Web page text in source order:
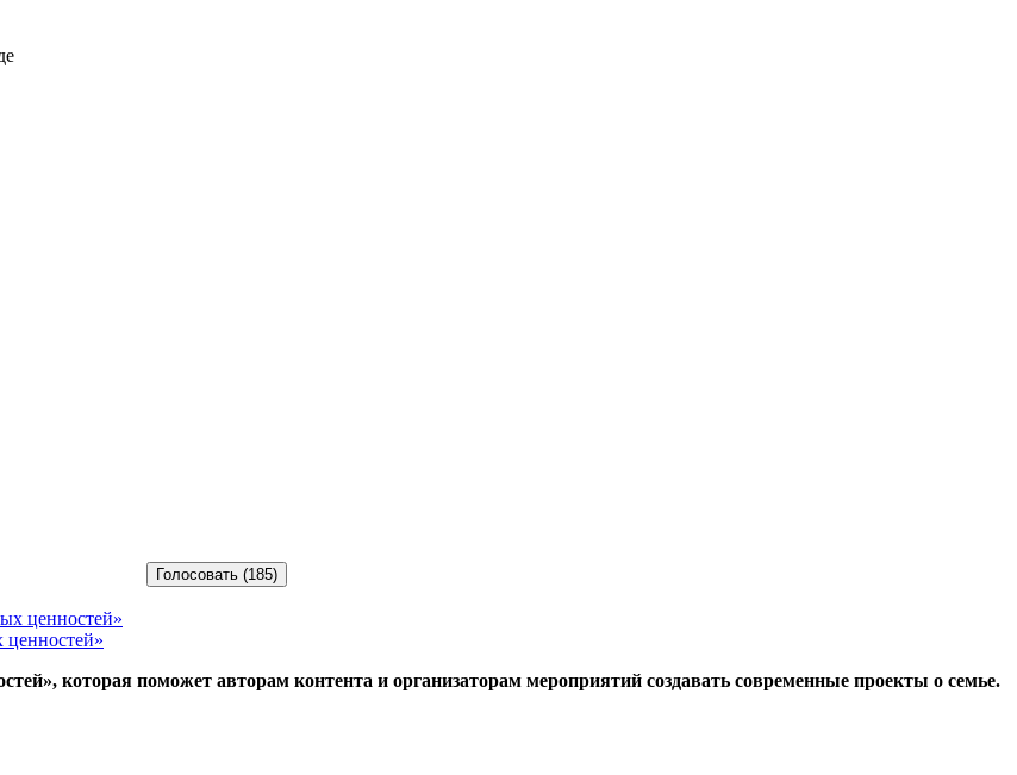
ценностей»
которая поможет авторам контента и организаторам мероприятий создавать современные проекты о семье.